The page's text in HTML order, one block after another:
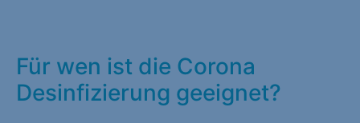
Für wen ist die Corona
Desinfizierung geeignet?